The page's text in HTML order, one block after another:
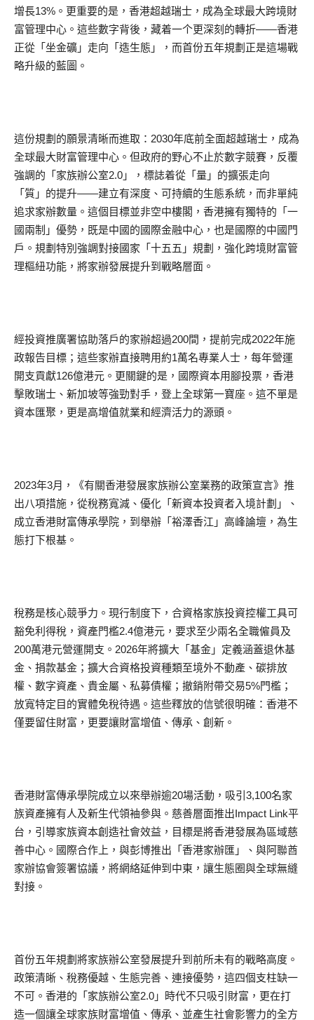
增長13%。更重要的是，香港超越瑞士，成為全球最大跨境財
富管理中心。這些數字背後，藏着一个更深刻的轉折——香港
正從「坐金礦」走向「造生態」，而首份五年規劃正是這場戰
略升級的藍圖。
這份規劃的願景清晰而進取：2030年底前全面超越瑞士，成為
全球最大財富管理中心。但政府的野心不止於數字競賽，反覆
強調的「家族辦公室2.0」，標誌着從「量」的擴張走向
「質」的提升——建立有深度、可持續的生態系統，而非單純
追求家辦數量。這個目標並非空中樓閣，香港擁有獨特的「一
國兩制」優勢，既是中國的國際金融中心，也是國際的中國門
戶。規劃特別強調對接國家「十五五」規劃，強化跨境財富管
理樞紐功能，將家辦發展提升到戰略層面。
經投資推廣署協助落戶的家辦超過200間，提前完成2022年施
政報告目標；這些家辦直接聘用約1萬名專業人士，每年營運
開支貢獻126億港元。更關鍵的是，國際資本用腳投票，香港
擊敗瑞士、新加坡等強勁對手，登上全球第一寶座。這不單是
資本匯聚，更是高增值就業和經濟活力的源頭。
2023年3月，《有關香港發展家族辦公室業務的政策宣言》推
出八項措施，從稅務寬減、優化「新資本投資者入境計劃」、
成立香港財富傳承學院，到舉辦「裕澤香江」高峰論壇，為生
態打下根基。
稅務是核心競爭力。現行制度下，合資格家族投資控權工具可
豁免利得稅，資產門檻2.4億港元，要求至少兩名全職僱員及
200萬港元營運開支。2026年將擴大「基金」定義涵蓋退休基
金、捐款基金；擴大合資格投資種類至境外不動產、碳排放
權、數字資產、貴金屬、私募債權；撤銷附帶交易5%門檻；
放寬特定目的實體免稅待遇。這些釋放的信號很明確：香港不
僅要留住財富，更要讓財富增值、傳承、創新。
香港財富傳承學院成立以來舉辦逾20場活動，吸引3,100名家
族資產擁有人及新生代領袖參與。慈善層面推出Impact Link平
台，引導家族資本創造社會效益，目標是將香港發展為區域慈
善中心。國際合作上，與彭博推出「香港家辦匯」、與阿聯酋
家辦協會簽署協議，將網絡延伸到中東，讓生態圈與全球無縫
對接。
首份五年規劃將家族辦公室發展提升到前所未有的戰略高度。
政策清晰、稅務優越、生態完善、連接優勢，這四個支柱缺一
不可。香港的「家族辦公室2.0」時代不只吸引財富，更在打
造一個讓全球家族財富增值、傳承、並產生社會影響力的全方